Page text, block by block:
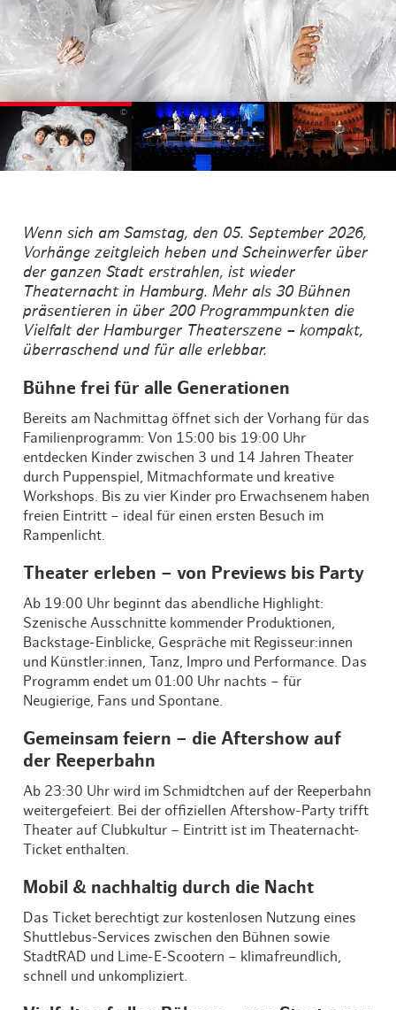
© © ©
Wenn sich am Samstag, den 05. September 2026,
Vorhänge zeitgleich heben und Scheinwerfer über
der ganzen Stadt erstrahlen, ist wieder
Theaternacht in Hamburg. Mehr als 30 Bühnen
präsentieren in über 200 Programmpunkten die
Vielfalt der Hamburger Theaterszene – kompakt,
überraschend und für alle erlebbar.
Bühne frei für alle Generationen
Bereits am Nachmittag öffnet sich der Vorhang für das
Familienprogramm: Von 15:00 bis 19:00 Uhr
entdecken Kinder zwischen 3 und 14 Jahren Theater
durch Puppenspiel, Mitmachformate und kreative
Workshops. Bis zu vier Kinder pro Erwachsenem haben
freien Eintritt – ideal für einen ersten Besuch im
Rampenlicht.
Theater erleben – von Previews bis Party
Ab 19:00 Uhr beginnt das abendliche Highlight:
Szenische Ausschnitte kommender Produktionen,
Backstage-Einblicke, Gespräche mit Regisseur:innen
und Künstler:innen, Tanz, Impro und Performance. Das
Programm endet um 01:00 Uhr nachts – für
Neugierige, Fans und Spontane.
Gemeinsam feiern – die Aftershow auf
der Reeperbahn
Ab 23:30 Uhr wird im Schmidtchen auf der Reeperbahn
weitergefeiert. Bei der offiziellen Aftershow-Party trifft
Theater auf Clubkultur – Eintritt ist im Theaternacht-
Ticket enthalten.
Mobil & nachhaltig durch die Nacht
Das Ticket berechtigt zur kostenlosen Nutzung eines
Shuttlebus-Services zwischen den Bühnen sowie
StadtRAD und Lime-E-Scootern – klimafreundlich,
schnell und unkompliziert.